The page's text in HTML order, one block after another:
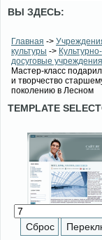
ВЫ ЗДЕСЬ:
Главная ->
культуры -> Культурно-
досуговые учреждения
Мастер-класс
и творчество
поколению в Лесном
TEMPLATE